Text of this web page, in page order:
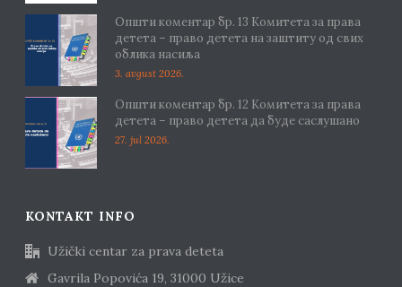
Општи коментар бр. 13 Комитета за права
детета – право детета на заштиту од свих
облика насиља
3. avgust 2026.
Општи коментар бр. 12 Комитета за права
детета – право детета да буде саслушано
27. jul 2026.
KONTAKT INFO
Užički centar za prava deteta
Gavrila Popovića 19, 31000 Užice